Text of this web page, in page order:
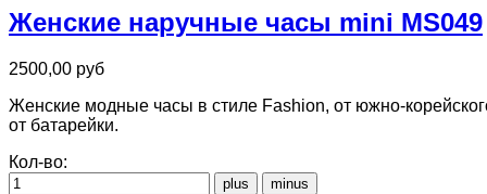
Женские наручные часы mini MS049
2500,00 руб
Женские модные часы в стиле Fashion, от южно-
от батарейки.
Кол-во: